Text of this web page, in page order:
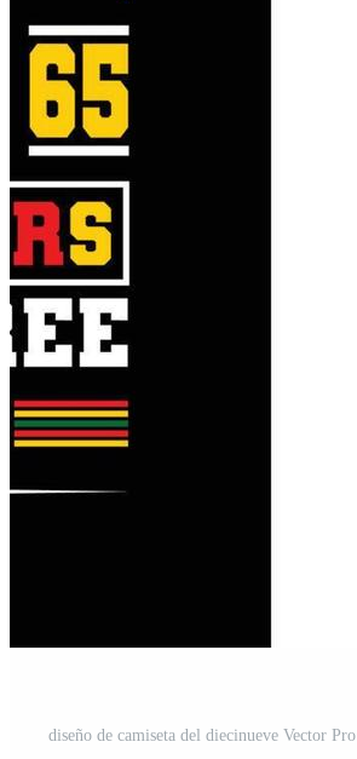
diseño de camiseta del diecinueve Vector Pro